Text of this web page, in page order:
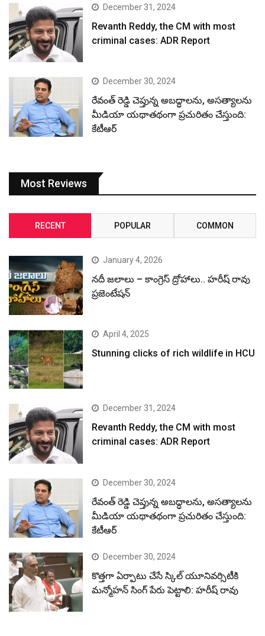
December 31, 2024
Revanth Reddy, the CM with most
criminal cases: ADR Report
December 30, 2024
రేవంత్ రెడ్డి చెప్తున్న అబద్ధాలను, అసత్యాలను
మీడియా యథాతథంగా ప్రచురితం చేస్తుంది:
కేటీఆర్
Most Reviews
RECENT POPULAR COMMON
January 4, 2026
నదీ జలాలు – కాంగ్రెస్ ద్రోహాలు.. హరీష్ రావు
ప్రజెంటేషన్
April 4, 2025
Stunning clicks of rich wildlife in HCU
December 31, 2024
Revanth Reddy, the CM with most
criminal cases: ADR Report
December 30, 2024
రేవంత్ రెడ్డి చెప్తున్న అబద్ధాలను, అసత్యాలను
మీడియా యథాతథంగా ప్రచురితం చేస్తుంది:
కేటీఆర్
December 30, 2024
కొత్తగా ఏర్పాటు చేసే స్కిల్ యూనివర్సిటీకి
మన్మోహన్ సింగ్ పేరు పెట్టాలి: హరీష్ రావు